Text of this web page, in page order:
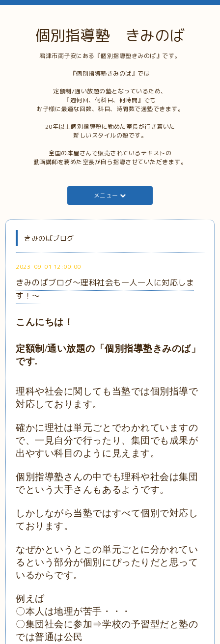
個別指導塾 きみのば
君津市南子安にある『個別指導塾きみのば』です。
『個別指導塾きみのば』では
定額制/通い放題の塾となっているため、
『週何回、何科目、何時間』でも
お子様に最適な回数、科目、時間数で通塾できます。
20年以上個別指導塾に勤めた室長が行き着いた
新しいスタイルの塾です。
全国の本屋さんで販売されているテキストの
動画講師を務めた室長が自ら指導させていただきます。
メニュー
きみのばブログ
2023-09-01 12:00:00
きみのばブログ～理科社会も一人一人に対応しま
す！～
こんにちは！
定額制 /通い放題の 「個別指導塾きみのば」
です.
理科や社会に関しても当塾では個別指導で
対応しております。
確かに理社は単元ごとでわかれていますの
で、一見自分で行ったり、集団でも成果が
出やすい科目のように見えます。
個別指導塾さんの中でも理科や社会は集団
でという大手さんもあるようです。
しかしながら当塾ではすべて個別で対応し
ております。
なぜかというとこの単元ごとに分かれてい
るという部分が個別にぴったりだと思って
いるからです。
例えば
〇本人は地理が苦手・・・
〇集団社会に参加⇒学校の予習型だと塾の
では普通は公民